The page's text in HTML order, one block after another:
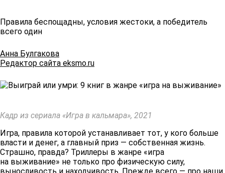
Правила беспощадны, условия жестоки, а победитель
всего один
Анна Булгакова
Редактор сайта eksmo.ru
Кадр из сериала «Игра в кальмара», 2021
Игра, правила которой устанавливает тот, у кого больше
власти и денег, а главный приз — собственная жизнь.
Страшно, правда? Триллеры в жанре «игра
на выживание» не только про физическую силу,